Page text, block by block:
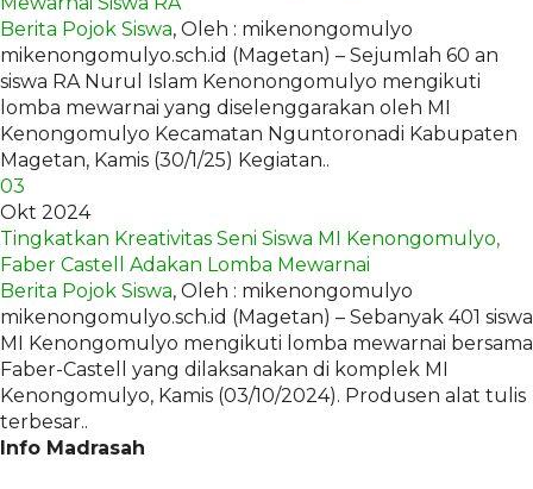
Berita Pojok Siswa, Oleh : mikenongomulyo
mikenongomulyo.sch.id (Magetan) – Sejumlah 60 an
siswa RA Nurul Islam Kenonongomulyo mengikuti
lomba mewarnai yang diselenggarakan oleh MI
Kenongomulyo Kecamatan Nguntoronadi Kabupaten
Magetan, Kamis (30/1/25) Kegiatan..
03
Okt 2024
Tingkatkan Kreativitas Seni Siswa MI Kenongomulyo,
Faber Castell Adakan Lomba Mewarnai
Berita Pojok Siswa, Oleh : mikenongomulyo
mikenongomulyo.sch.id (Magetan) – Sebanyak 401 siswa
MI Kenongomulyo mengikuti lomba mewarnai bersama
Faber-Castell yang dilaksanakan di komplek MI
Kenongomulyo, Kamis (03/10/2024). Produsen alat tulis
terbesar..
Info Madrasah